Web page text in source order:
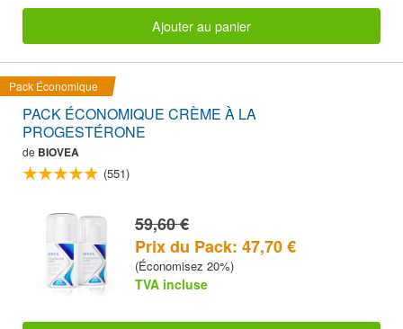
Ajouter au panier
Pack Économique
PACK ÉCONOMIQUE CRÈME À LA
PROGESTÉRONE
de BIOVEA
(551)
59,60 €
Prix du Pack: 47,70 €
(Économisez 20%)
TVA incluse